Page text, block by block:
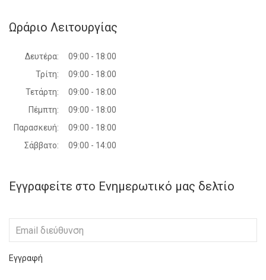
Ωράριο Λειτουργίας
Δευτέρα:
09:00 - 18:00
Τρίτη:
09:00 - 18:00
Τετάρτη:
09:00 - 18:00
Πέμπτη:
09:00 - 18:00
Παρασκευή:
09:00 - 18:00
Σάββατο:
09:00 - 14:00
Εγγραφείτε στο Ενημερωτικό μας δελτίο
Εγγραφή